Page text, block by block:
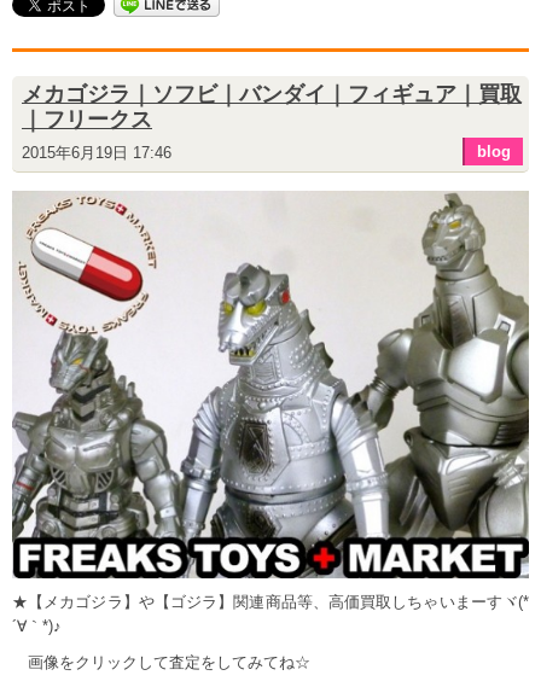
メカゴジラ｜ソフビ｜バンダイ｜フィギュア｜買取
｜フリークス
2015年6月19日 17:46 blog
★【メカゴジラ】や【ゴジラ】関連商品等、高価買取しちゃいまーすヾ(*
´∀｀*)♪
画像をクリックして査定をしてみてね☆